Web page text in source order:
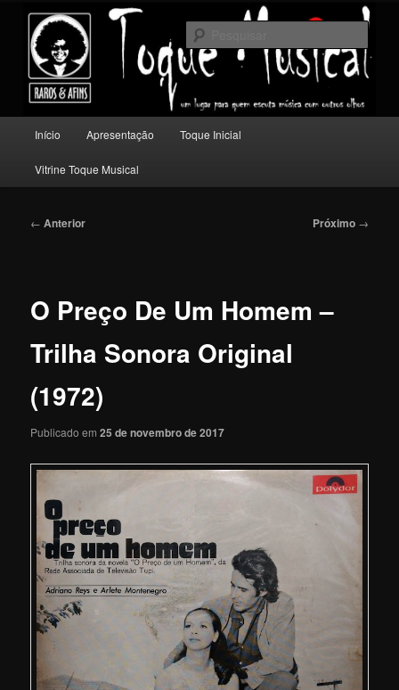
conteúdo
principalToque Musical
Um lugar para quem escuta música com outros olhos.
principal
Início Apresentação Toque Inicial
Vitrine Toque Musical
Navegação
← Anterior Próximo →
O Preço De Um Homem –
Trilha Sonora Original
(1972)
Publicado em25 de novembro de 2017